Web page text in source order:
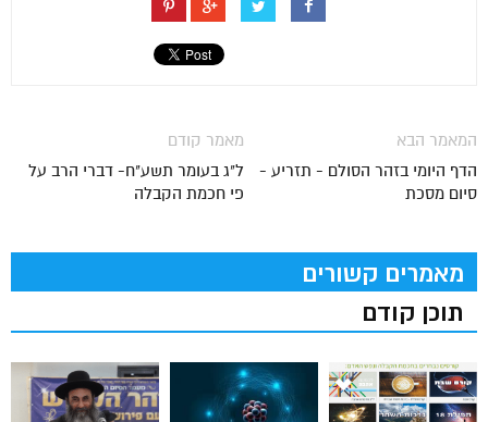
מאמר קודם
ל"ג בעומר תשע"ח- דברי הרב על
פי חכמת הקבלה
המאמר הבא
הדף היומי בזהר הסולם - תזריע -
סיום מסכת
מאמרים קשורים
תוכן קודם